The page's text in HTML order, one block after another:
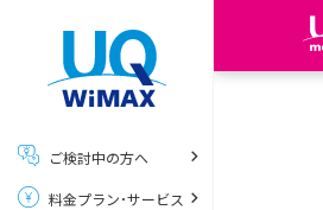
ご検討中の方へ
料金プラン･サービス